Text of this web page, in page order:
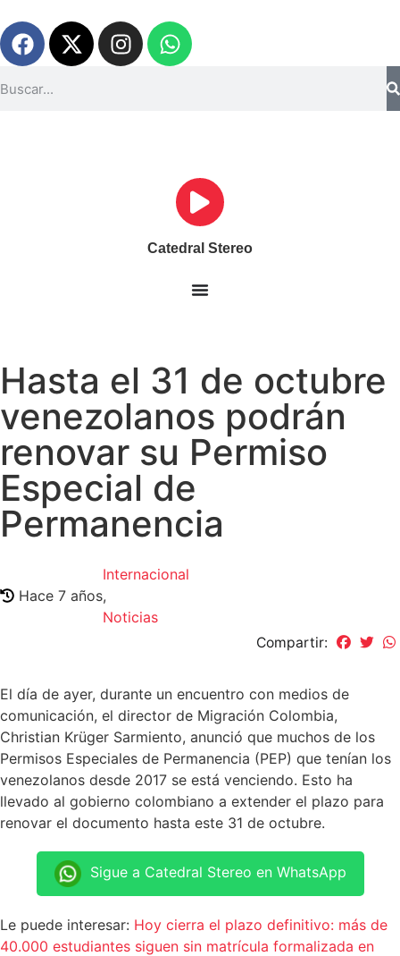
Catedral Stereo
Hasta el 31 de octubre
venezolanos podrán
renovar su Permiso
Especial de
Permanencia
Hace 7 años
Internacional
,
Noticias
Compartir:
El día de ayer, durante un encuentro con medios de
comunicación, el director de Migración Colombia,
Christian Krüger Sarmiento, anunció que muchos de los
Permisos Especiales de Permanencia (PEP) que tenían los
venezolanos desde 2017 se está venciendo. Esto ha
llevado al gobierno colombiano a extender el plazo para
renovar el documento hasta este 31 de octubre.
Sigue a Catedral Stereo en WhatsApp
Le puede interesar: Hoy cierra el plazo definitivo: más de
40.000 estudiantes siguen sin matrícula formalizada en